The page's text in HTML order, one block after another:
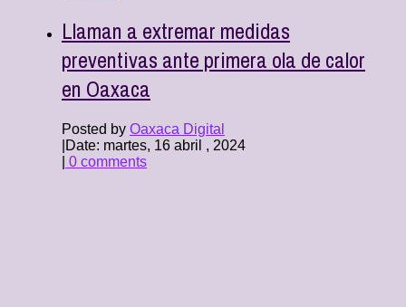
Llaman a extremar medidas
preventivas ante primera ola de calor
en Oaxaca
Posted by Oaxaca Digital
Date: martes, 16 abril , 2024
0 comments